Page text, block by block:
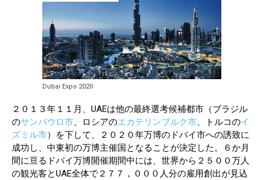
Dubai Expo 2020
２０１３年１１月、UAEは他の最終選考候補都市（ブラジル
のサンパウロ市、ロシアのエカテリンブルク市、トルコのイ
ズミル市）を下して、２０２０年万博のドバイ市への誘致に
成功し、中東初の万博主催国となることが決定した。６か月
間に亘るドバイ万博開催期間中には、世界から２５００万人
の観光客とUAE全体で２７７，０００人分の雇用創出が見込